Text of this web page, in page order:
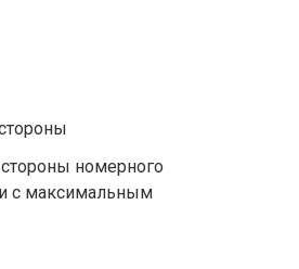
номерного
с максимальным